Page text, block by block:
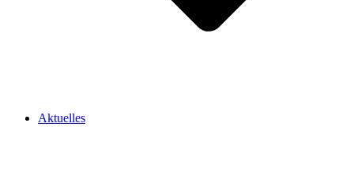
Aktuelles